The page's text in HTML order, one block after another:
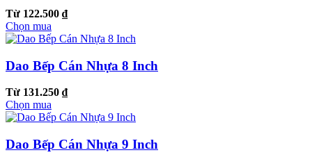
Từ 122.500 ₫
Chọn mua
Dao Bếp Cán Nhựa 8 Inch
Từ 131.250 ₫
Chọn mua
Dao Bếp Cán Nhựa 9 Inch